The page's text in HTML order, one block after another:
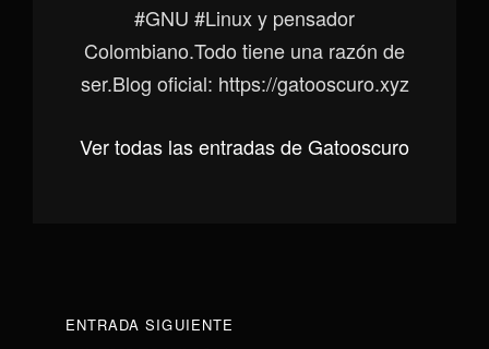
#GNU #Linux y pensador
Colombiano.Todo tiene una razón de
ser.Blog oficial: https://gatooscuro.xyz
Ver todas las entradas de Gatooscuro
Navegación
ENTRADA
ENTRADA SIGUIENTE